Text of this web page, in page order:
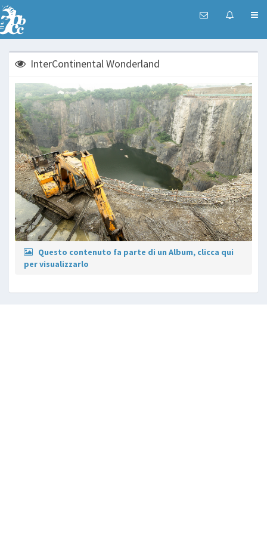
InterContinental Wonderland
Questo contenuto fa parte di un Album, clicca qui
per visualizzarlo